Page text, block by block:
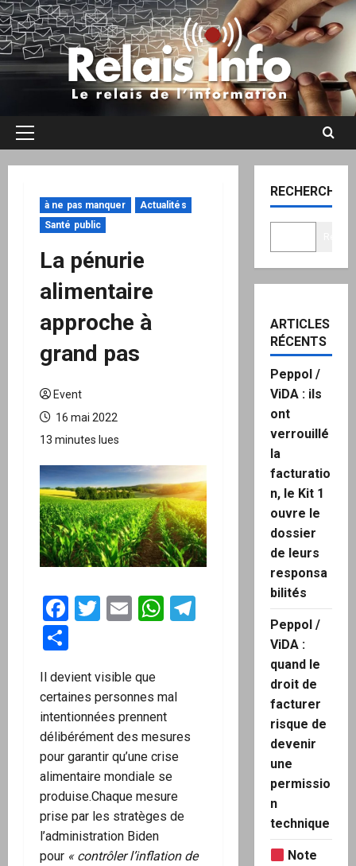
Aller
au
contenu
Menu
à ne pas manquer
Actualités
Santé public
La pénurie
alimentaire
approche à
grand pas
Event
16 mai 2022
13 minutes lues
Facebook
Twitter
EmailWhatsApp
Telegram
Il devient visible que
certaines personnes mal
intentionnées prennent
délibérément des mesures
pour garantir qu’une crise
alimentaire mondiale se
produise.Chaque mesure
prise par les stratèges de
l’administration Biden
pour « contrôler l’inflation de
RECHERCHER
ARTICLES
RÉCENTS
Peppol /
ViDA : ils
ont
verrouillé
la
facturatio
n, le Kit 1
ouvre le
dossier
de leurs
responsa
bilités
Peppol /
ViDA :
quand le
droit de
facturer
risque de
devenir
une
permissio
n
technique
Note